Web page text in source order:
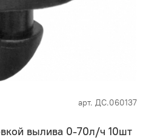
арт. ДС.060137
вылива 0-70л/ч 10шт